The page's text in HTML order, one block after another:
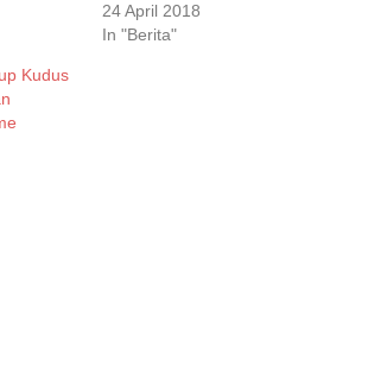
24 April 2018
In "Berita"
Kudus